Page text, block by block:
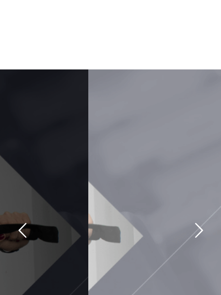
Instruktor fitness
Instruktor Power Pump
Instruktor Zumby
Masażystka
Dietetyk
NASI